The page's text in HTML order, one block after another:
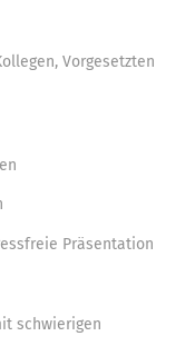
Vorgesetzten
Präsentation
schwierigen